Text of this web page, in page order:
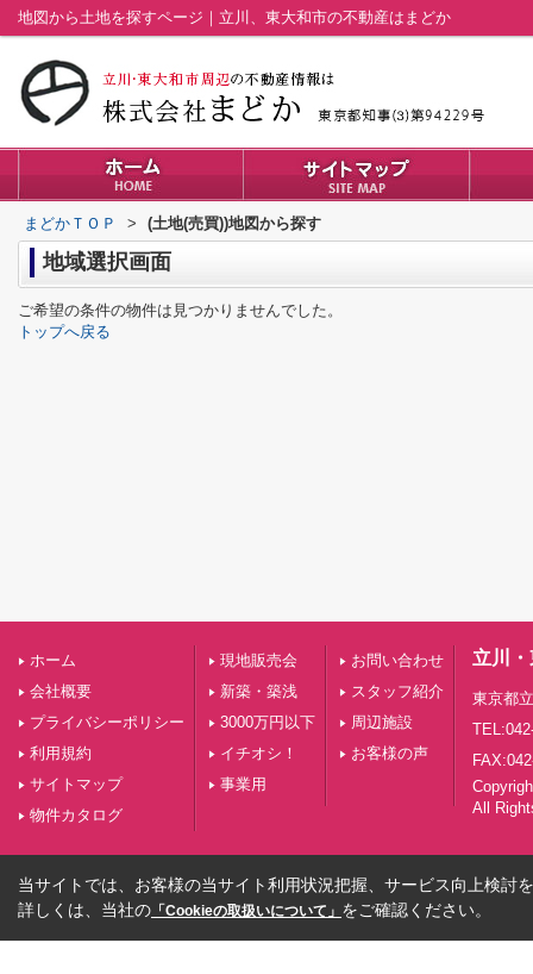
地図から土地を探すページ｜立川、東大和市の不動産はまどか
まどかＴＯＰ > (土地(売買))地図から探す
地域選択画面
ご希望の条件の物件は見つかりませんでした。
トップへ戻る
ホーム
会社概要
プライバシーポリシー
利用規約
サイトマップ
物件カタログ
現地販売会
新築・築浅
3000万円以下
イチオシ！
事業用
お問い合わせ
スタッフ紹介
周辺施設
お客様の声
立川
東京都
All
当サイトでは、お客様の当サイト利用状況把握、サービス向上検討
詳しくは、当社の 「Cookieの取扱いについて」 をご確認ください。